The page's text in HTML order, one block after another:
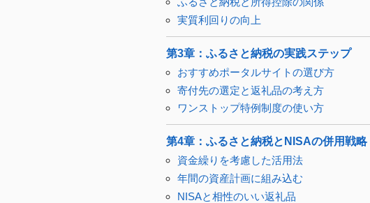
実質利回りの向上
第3章：ふるさと納税の実践ステップ
おすすめポータルサイトの選び方
寄付先の選定と返礼品の考え方
ワンストップ特例制度の使い方
第4章：ふるさと納税とNISAの併用戦略
資金繰りを考慮した活用法
年間の資産計画に組み込む
NISAと相性のいい返礼品